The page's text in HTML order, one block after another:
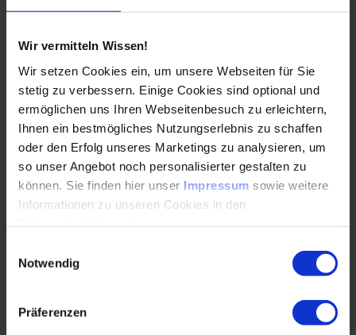
Wir vermitteln Wissen!
Wir setzen Cookies ein, um unsere Webseiten für Sie
stetig zu verbessern. Einige Cookies sind optional und
ermöglichen uns Ihren Webseitenbesuch zu erleichtern,
Ihnen ein bestmögliches Nutzungserlebnis zu schaffen
oder den Erfolg unseres Marketings zu analysieren, um
so unser Angebot noch personalisierter gestalten zu
können. Sie finden hier unser Impressum sowie weitere
Informationen zu unseren Cookies in den
Notwendig
Präferenzen
Abbildung 4: Vergleich der berechneten und experimentell ermittelten
Lebensdauern / Quelle: IMKT
Stärkere Stromdurchgänge bedeuten eine verringerte
Gebrauchsdauer
Um nun Erkenntnisse aus den Versuchen ziehen zu können,
Zusätzlich kann ein Vergleich mit ungeschädigten
Wälzlagern aus Referenzversuchen erfolgen. Um die